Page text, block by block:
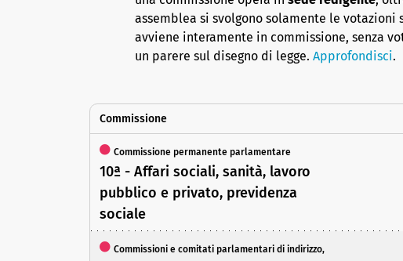
assemblea si svolgono solamente le
avviene interamente in commissione, senza
un parere sul disegno di legge. Approfondisci.
Commissione
Commissione permanente parlamentare
10ª - Affari sociali, sanità, lavoro
pubblico e privato, previdenza
sociale
Commissioni e comitati parlamentari di indirizzo,